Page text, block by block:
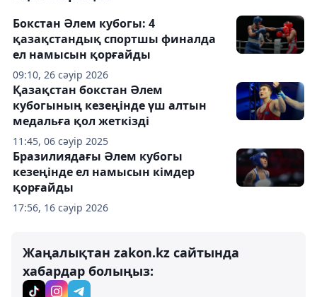
09:10, 26 сәуір 2026
Бокстан Әлем кубогы: 4
қазақстандық спортшы финалда
ел намысын қорғайды
11:45, 06 сәуір 2025
Қазақстан бокстан Әлем
кубогының кезеңінде үш алтын
медальға қол жеткізді
17:56, 16 сәуір 2026
Бразилиядағы Әлем кубогы
кезеңінде ел намысын кімдер
қорғайды
Жаңалықтан zakon.kz сайтында
хабардар болыңыз: